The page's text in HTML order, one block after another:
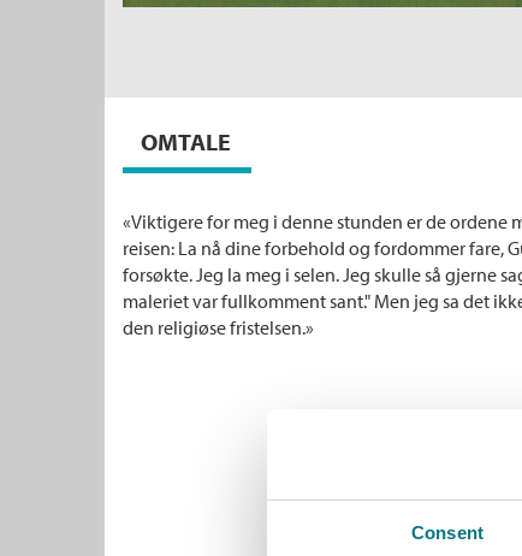
Consent
OMTALE
«Viktigere for meg i denne stunden er de ordene
reisen: La nå dine forbehold og fordommer fare,
forsøkte. Jeg la meg i selen. Jeg skulle så gjerne
maleriet var fullkomment sant." Men jeg sa det
den religiøse fristelsen.»